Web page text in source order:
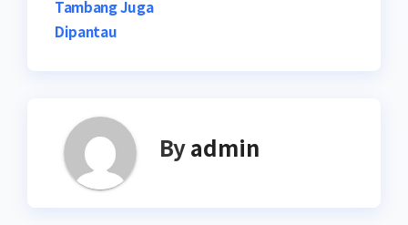
Tambang Juga
Dipantau
Byadmin